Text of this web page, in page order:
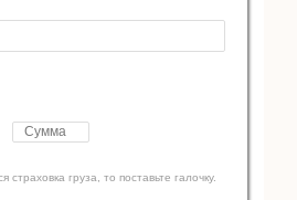
страховка груза, то поставьте галочку.